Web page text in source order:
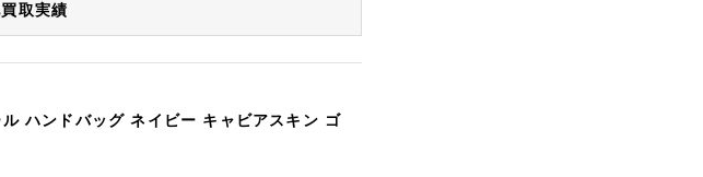
取実績
ハンドバッグ ネイビー キャビアスキン ゴ